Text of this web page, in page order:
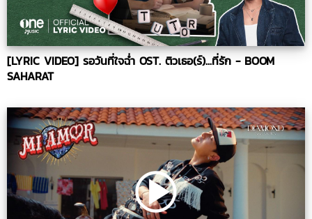
[LYRIC VIDEO] รอวันที่ใจฉ่ำ OST. ติวเธอ(ร์)...ที่รัก - BOOM
SAHARAT